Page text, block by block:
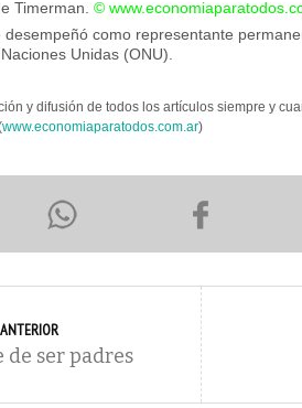
Timerman. ©
desempeñó como representante
Unidas (ONU).
y difusión de todos los artículos siempre y
www.economiaparatodos.com.ar)
ANTERIOR
de ser padres